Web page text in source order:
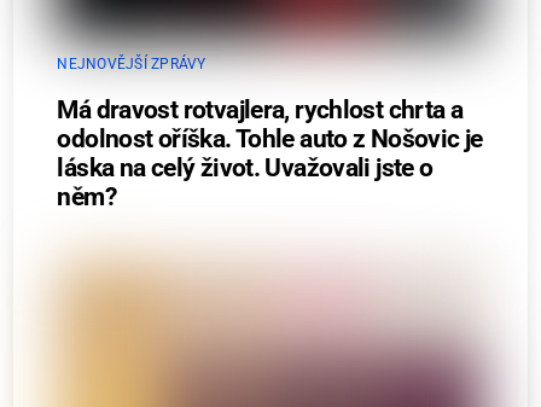
NEJNOVĚJŠÍ ZPRÁVY
Má dravost rotvajlera, rychlost chrta a
odolnost oříška. Tohle auto z Nošovic je
láska na celý život. Uvažovali jste o
něm?